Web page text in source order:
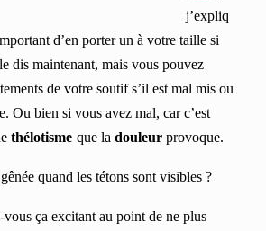
j’expliq
d’en porter un à votre taille si
dis maintenant, mais vous pouvez
s de votre soutif s’il est mal mis ou
Ou bien si vous avez mal, car c’est
thélotisme que la douleur provoque.
quand les tétons sont visibles ?
ça excitant au point de ne plus